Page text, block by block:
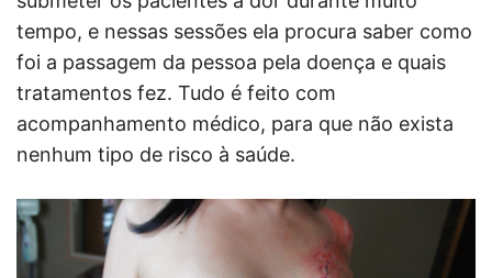
tempo, e nessas sessões ela procura saber como
foi a passagem da pessoa pela doença e quais
tratamentos fez. Tudo é feito com
acompanhamento médico, para que não exista
nenhum tipo de risco à saúde.